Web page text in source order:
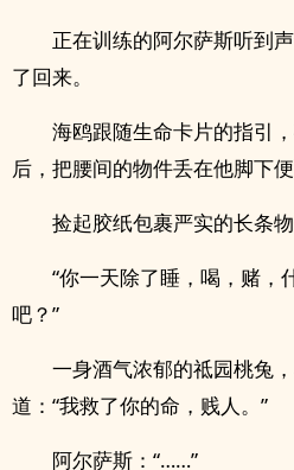
正在训练的阿尔萨斯听到
了回来。
海鸥跟随生命卡片的指引
后，把腰间的物件丢在他脚下便
捡起胶纸包裹严实的长条
“你一天除了睡，喝，赌，
吧？”
一身酒气浓郁的祗园桃兔
道：“我救了你的命，贱人。”
阿尔萨斯：“……”